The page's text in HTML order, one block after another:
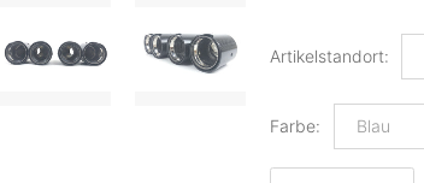
Artikelstandort:
Farbe: Blau